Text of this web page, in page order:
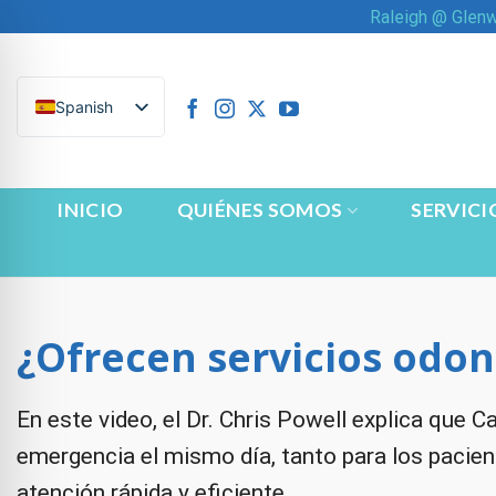
contenido
Raleigh @
Spanish
INICIO QUIÉNES SOMOS
¿Ofrecen servicios
En este video, el Dr. Chris Powell explica que
emergencia el mismo día, tanto para los
Impaired Mode